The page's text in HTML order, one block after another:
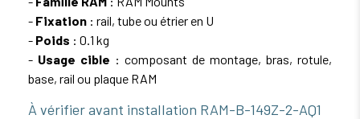
- Fixation : rail, tube ou étrier en U
- Poids : 0.1 kg
- Usage cible : composant de montage, bras, rotule,
base, rail ou plaque RAM
À vérifier avant installation RAM-B-149Z-2-AQ1